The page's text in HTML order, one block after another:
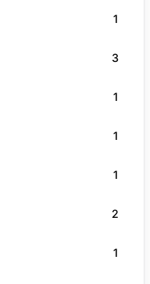
1
3
1
1
1
2
1